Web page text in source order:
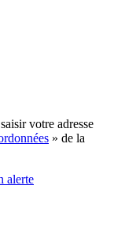
votre adresse
» de la
alerte